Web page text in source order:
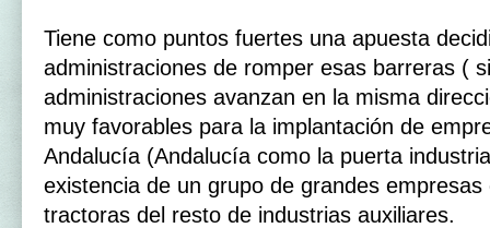
Tiene como puntos fuertes una apuesta
administraciones de romper esas barreras (
administraciones avanzan en la misma
muy favorables para la implantación de
Andalucía (Andalucía como la puerta
existencia de un grupo de grandes
tractoras del resto de industrias auxiliares.